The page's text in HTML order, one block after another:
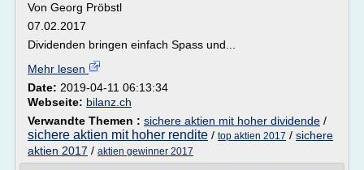
Von Georg Pröbstl
07.02.2017
Dividenden bringen einfach Spass und...
Mehr lesen
Date: 2019-04-11 06:13:34
Webseite: bilanz.ch
Verwandte Themen : sichere aktien mit hoher dividende /
sichere aktien mit hoher rendite / top aktien 2017 / sichere
aktien 2017 / aktien gewinner 2017